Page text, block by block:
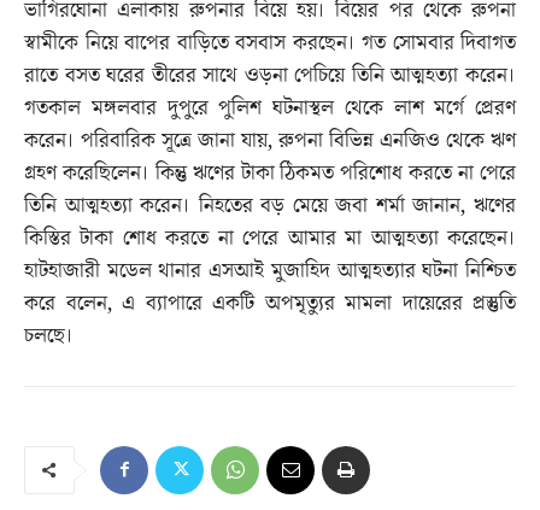
ভাগিরঘোনা এলাকায় রুপনার বিয়ে হয়। বিয়ের পর থেকে রুপনা
স্বামীকে নিয়ে বাপের বাড়িতে বসবাস করছেন। গত সোমবার দিবাগত
রাতে বসত ঘরের তীরের সাথে ওড়না পেচিয়ে তিনি আত্মহত্যা করেন।
গতকাল মঙ্গলবার দুপুরে পুলিশ ঘটনাস্থল থেকে লাশ মর্গে প্রেরণ
করেন। পরিবারিক সূত্রে জানা যায়, রুপনা বিভিন্ন এনজিও থেকে ঋণ
গ্রহণ করেছিলেন। কিন্তু ঋণের টাকা ঠিকমত পরিশোধ করতে না পেরে
তিনি আত্মহত্যা করেন। নিহতের বড় মেয়ে জবা শর্মা জানান, ঋণের
কিস্তির টাকা শোধ করতে না পেরে আমার মা আত্মহত্যা করেছেন।
হাটহাজারী মডেল থানার এসআই মুজাহিদ আত্মহত্যার ঘটনা নিশ্চিত
করে বলেন, এ ব্যাপারে একটি অপমৃত্যুর মামলা দায়েরের প্রস্তুতি
চলছে।